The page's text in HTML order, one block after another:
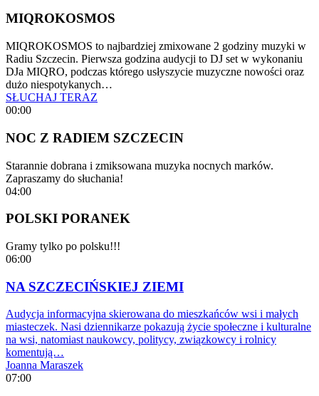
MIQROKOSMOS
MIQROKOSMOS to najbardziej zmixowane 2 godziny muzyki w
Radiu Szczecin. Pierwsza godzina audycji to DJ set w wykonaniu
DJa MIQRO, podczas którego usłyszycie muzyczne nowości oraz
dużo niespotykanych…
SŁUCHAJ TERAZ
00:00
NOC Z RADIEM SZCZECIN
Starannie dobrana i zmiksowana muzyka nocnych marków.
Zapraszamy do słuchania!
04:00
POLSKI PORANEK
Gramy tylko po polsku!!!
06:00
NA SZCZECIŃSKIEJ ZIEMI
Audycja informacyjna skierowana do mieszkańców wsi i małych
miasteczek. Nasi dziennikarze pokazują życie społeczne i kulturalne
na wsi, natomiast naukowcy, politycy, związkowcy i rolnicy
komentują…
Joanna Maraszek
07:00